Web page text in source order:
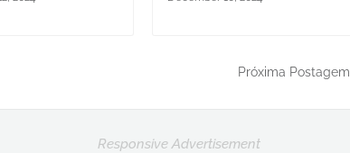
Próxima Postagem
Responsive Advertisement